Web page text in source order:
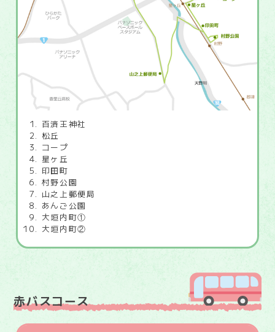
百済王神社
松丘
コープ
星ヶ丘
印田町
村野公園
山之上郵便局
あんご公園
大垣内町①
大垣内町②
赤バスコース